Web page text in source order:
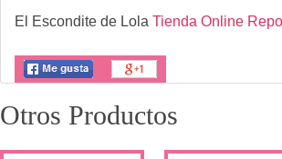
El Escondite de Lola Tienda Online
Otros Productos